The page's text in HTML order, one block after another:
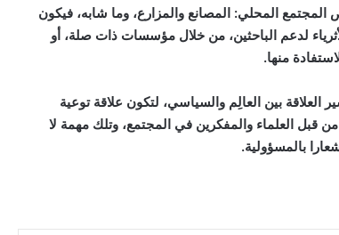
المجتمع المحلي: المصانع والمزارع، وما شابه، فيكون
لدعم الباحثين، من خلال مؤسسات ذات صلة، أو
منها.
العلاقة بين العالِم والسياسي، لتكون علاقة توعية
العلماء والمفكرين في المجتمع، وتلك مهمة لا
بالمسؤولية.